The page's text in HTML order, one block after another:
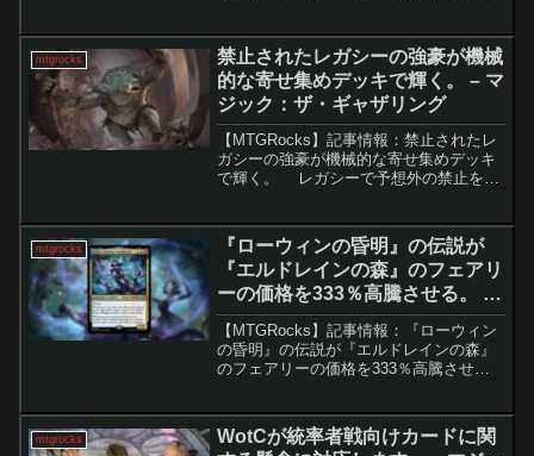
や賛否分かれるアート面が指摘され、評
価は...
mtgrocks
禁止されたレガシーの強豪が機械
的な寄せ集めデッキで輝く。 – マ
ジック：ザ・ギャザリング
【MTGRocks】記事情報：禁止されたレ
ガシーの強豪が機械的な寄せ集めデッキ
で輝く。 レガシーで予想外の禁止を受
し、奇抜ながらも高い完成度を誇る「ゴ
ルガリ・再活性...
mtgrocks
『ローウィンの昏明』の伝説が
『エルドレインの森』のフェアリ
ーの価格を333％高騰させる。 -
マジック：ザ・ギャザリング
【MTGRocks】記事情報：『ローウィン
の昏明』の伝説が『エルドレインの森』
のフェアリーの価格を333％高騰させ
ている。中でも注目を集めているのが、
フェアリー系統...
mtgrocks
WotCが統率者戦向けカードに関